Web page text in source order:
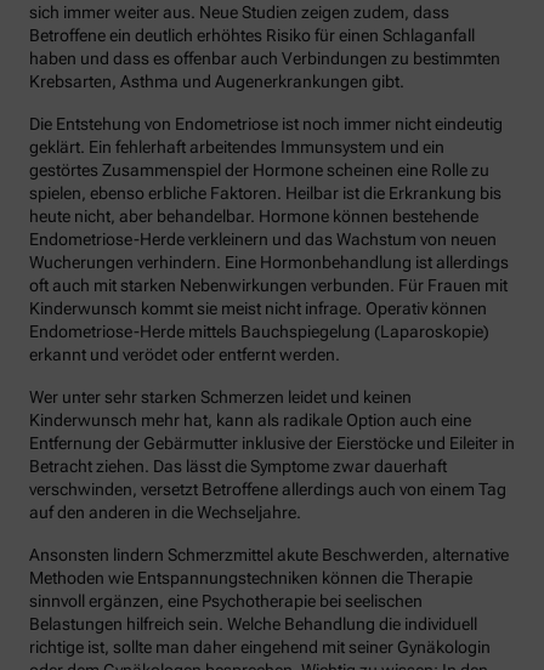
sich immer weiter aus. Neue Studien zeigen zudem, dass
Betroffene ein deutlich erhöhtes Risiko für einen Schlaganfall
haben und dass es offenbar auch Verbindungen zu bestimmten
Krebsarten, Asthma und Augenerkrankungen gibt.
Die Entstehung von Endometriose ist noch immer nicht eindeutig
geklärt. Ein fehlerhaft arbeitendes Immunsystem und ein
gestörtes Zusammenspiel der Hormone scheinen eine Rolle zu
spielen, ebenso erbliche Faktoren. Heilbar ist die Erkrankung bis
heute nicht, aber behandelbar. Hormone können bestehende
Endometriose-Herde verkleinern und das Wachstum von neuen
Wucherungen verhindern. Eine Hormonbehandlung ist allerdings
oft auch mit starken Nebenwirkungen verbunden. Für Frauen mit
Kinderwunsch kommt sie meist nicht infrage. Operativ können
Endometriose-Herde mittels Bauchspiegelung (Laparoskopie)
erkannt und verödet oder entfernt werden.
Wer unter sehr starken Schmerzen leidet und keinen
Kinderwunsch mehr hat, kann als radikale Option auch eine
Entfernung der Gebärmutter inklusive der Eierstöcke und Eileiter in
Betracht ziehen. Das lässt die Symptome zwar dauerhaft
verschwinden, versetzt Betroffene allerdings auch von einem Tag
auf den anderen in die Wechseljahre.
Ansonsten lindern Schmerzmittel akute Beschwerden, alternative
Methoden wie Entspannungstechniken können die Therapie
sinnvoll ergänzen, eine Psychotherapie bei seelischen
Belastungen hilfreich sein. Welche Behandlung die individuell
richtige ist, sollte man daher eingehend mit seiner Gynäkologin